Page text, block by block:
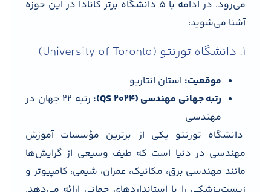
می‌رود. در ادامه با ۵ دانشگاه برتر کانادا در این حوزه
آشنا می‌شوید:
1. دانشگاه تورنتو (University of Toronto)
موقعیت: استان انتاریو
رتبه جهانی مهندسی (QS 2024):
رتبه 22 جهان در
مهندسی
دانشگاه تورنتو یکی از برترین مؤسسات آموزش
مهندسی در دنیا است که طیف وسیعی از گرایش‌ها
مانند مهندسی برق، مکانیک، عمران، شیمی، کامپیوتر و